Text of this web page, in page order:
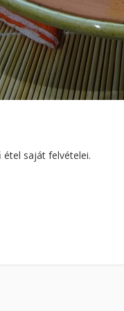
étel saját felvételei.